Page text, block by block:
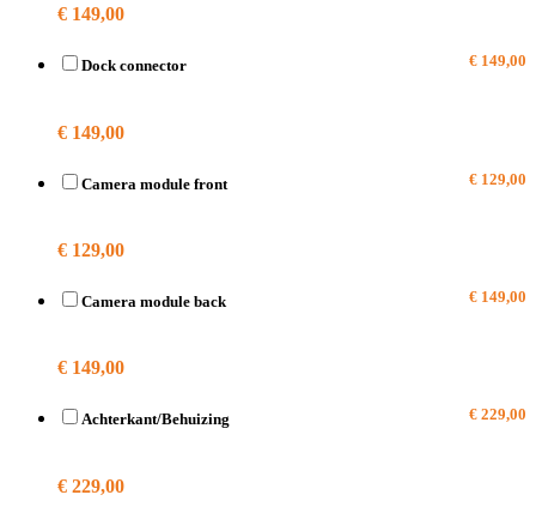
€ 149,00
Dock connector € 149,00
€ 149,00
Camera module front € 129,00
€ 129,00
Camera module back € 149,00
€ 149,00
Achterkant/Behuizing € 229,00
€ 229,00